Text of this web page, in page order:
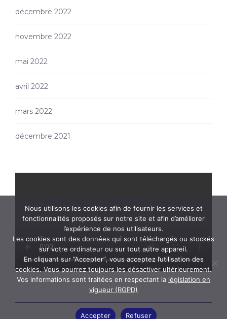
décembre 2022
novembre 2022
mai 2022
avril 2022
mars 2022
décembre 2021
Nous utilisons les cookies afin de fournir les services et
fonctionnalités proposés sur notre site et afin d’améliorer
l’expérience de nos utilisateurs.
Les cookies sont des données qui sont téléchargés ou stockés
sur votre ordinateur ou sur tout autre appareil.
En cliquant sur ”Accepter”, vous acceptez l’utilisation des
cookies. Vous pourrez toujours les désactiver ultérieurement.
Vos informations sont traitées en respectant la législation en
vigueur (RGPD)
Accepter Refuser